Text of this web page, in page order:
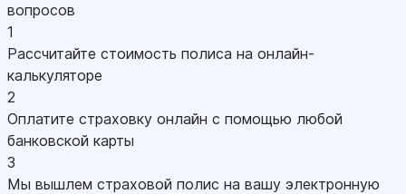
вопросов
1
Рассчитайте стоимость полиса на онлайн-
калькуляторе
2
Оплатите страховку онлайн с помощью любой
банковской карты
3
Мы вышлем страховой полис на вашу электронную